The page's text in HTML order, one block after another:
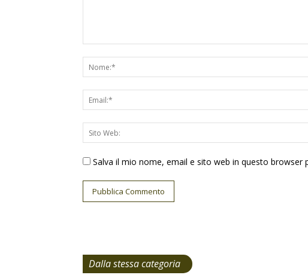
Salva il mio nome, email e sito web in questo
Dalla stessa categoria